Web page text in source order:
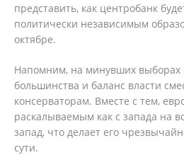
представить, как центробанк
политически независимым
октябре.
Напомним, на минувших
большинства и баланс власти
консерваторам. Вместе с тем,
раскалываемым как с запада на
запад, что делает его
сути.